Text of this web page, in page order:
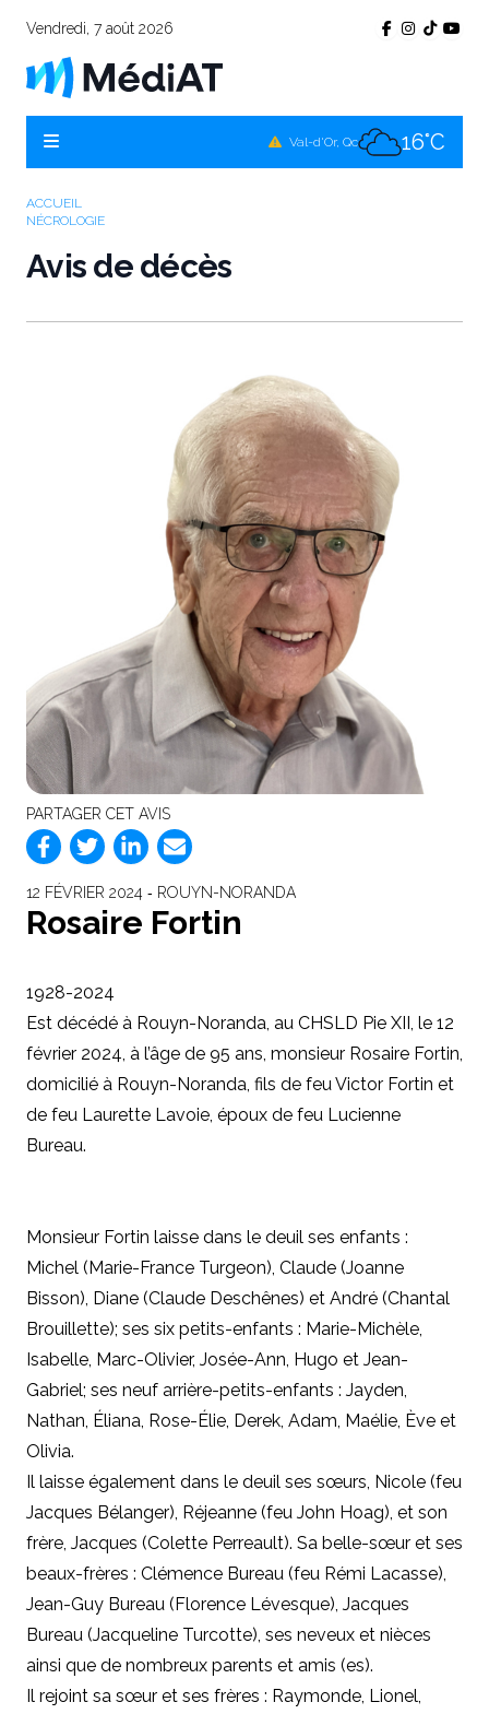
Vendredi, 7 août 2026
Val-d'Or, Qc 16°C
ACCUEIL
NÉCROLOGIE
Avis de décès
PARTAGER CET AVIS
12 FÉVRIER 2024 ‐ ROUYN-NORANDA
Rosaire Fortin
1928-2024
Est décédé à Rouyn-Noranda, au CHSLD Pie XII, le 12
février 2024, à l’âge de 95 ans, monsieur Rosaire Fortin,
domicilié à Rouyn-Noranda, fils de feu Victor Fortin et
de feu Laurette Lavoie, époux de feu Lucienne
Bureau.
Monsieur Fortin laisse dans le deuil ses enfants :
Michel (Marie-France Turgeon), Claude (Joanne
Bisson), Diane (Claude Deschênes) et André (Chantal
Brouillette); ses six petits-enfants : Marie-Michèle,
Isabelle, Marc-Olivier, Josée-Ann, Hugo et Jean-
Gabriel; ses neuf arrière-petits-enfants : Jayden,
Nathan, Éliana, Rose-Élie, Derek, Adam, Maélie, Ève et
Olivia.
Il laisse également dans le deuil ses sœurs, Nicole (feu
Jacques Bélanger), Réjeanne (feu John Hoag), et son
frère, Jacques (Colette Perreault). Sa belle-sœur et ses
beaux-frères : Clémence Bureau (feu Rémi Lacasse),
Jean-Guy Bureau (Florence Lévesque), Jacques
Bureau (Jacqueline Turcotte), ses neveux et nièces
ainsi que de nombreux parents et amis (es).
Il rejoint sa sœur et ses frères : Raymonde, Lionel,